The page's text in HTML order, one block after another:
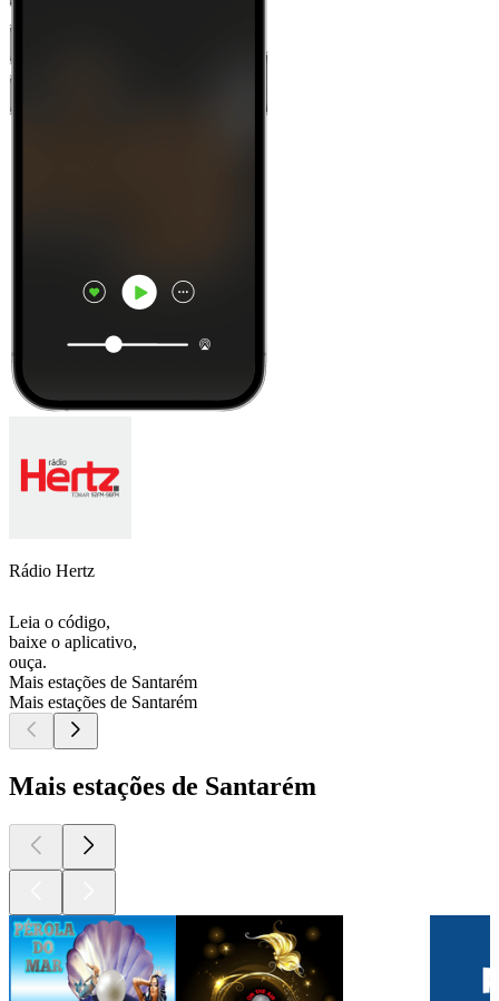
Rádio Hertz
Leia o código,
baixe o aplicativo,
ouça.
Mais estações de Santarém
Mais estações de Santarém
Mais estações de Santarém